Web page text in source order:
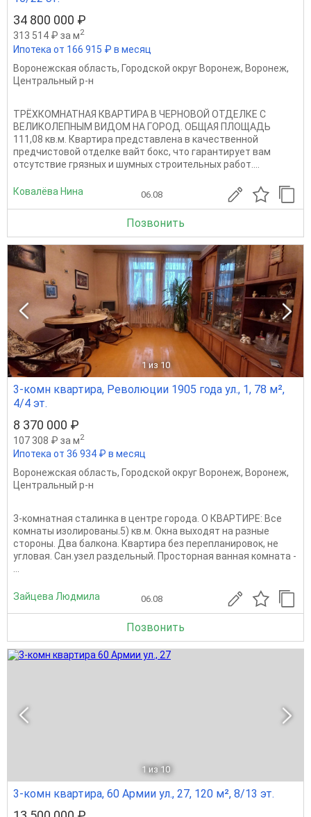
34 800 000 ₽
313 514 ₽ за м2
Ипотека от 166 915 ₽ в месяц
Воронежская область, Городской округ Воронеж, Воронеж,
Центральный р-н
ТРЁХКОМНАТНАЯ КВАРТИРА В ЧЕРНОВОЙ ОТДЕЛКЕ С
ВЕЛИКОЛЕПНЫМ ВИДОМ НА ГОРОД. ОБЩАЯ ПЛОЩАДЬ
111,08 кв.м. Квартира представлена в качественной
предчистовой отделке вайт бокс, что гарантирует вам
отсутствие грязных и шумных строительных работ....
Ковалёва Нина 06.08
Позвонить
1 из 10
3-комн квартира, Революции 1905 года ул., 1, 78 м²,
4/4 эт.
8 370 000 ₽
107 308 ₽ за м2
Ипотека от 36 934 ₽ в месяц
Воронежская область, Городской округ Воронеж, Воронеж,
Центральный р-н
3-комнатная сталинка в центре города. О КВАРТИРЕ: Все
комнаты изолированы.5) кв.м. Окна выходят на разные
стороны. Два балкона. Квартира без перепланировок, не
угловая. Сан.узел раздельный. Просторная ванная комната -
...
Зайцева Людмила 06.08
Позвонить
1 из 10
3-комн квартира, 60 Армии ул., 27, 120 м², 8/13 эт.